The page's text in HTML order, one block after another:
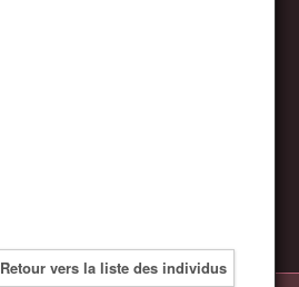
Retour vers la liste des individus